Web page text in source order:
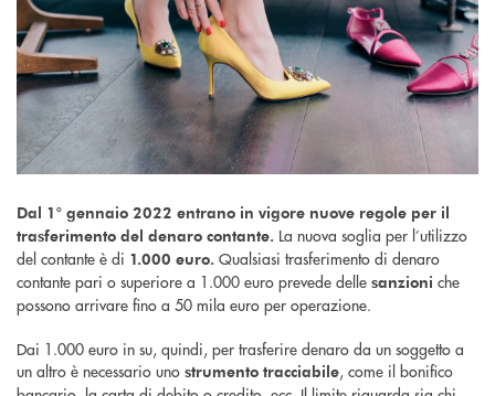
Dal 1° gennaio 2022 entrano in vigore nuove regole per il
trasferimento del denaro contante. La nuova soglia per l’utilizzo
del contante è di 1.000 euro. Qualsiasi trasferimento di denaro
contante pari o superiore a 1.000 euro prevede delle sanzioni che
possono arrivare fino a 50 mila euro per operazione.
Dai 1.000 euro in su, quindi, per trasferire denaro da un soggetto a
un altro è necessario uno strumento tracciabile, come il bonifico